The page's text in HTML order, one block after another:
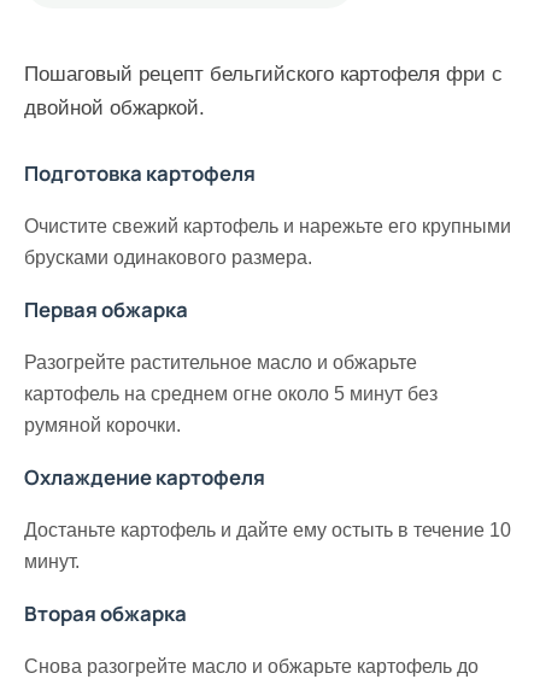
Пошаговый рецепт бельгийского картофеля фри с
двойной обжаркой.
Подготовка картофеля
Очистите свежий картофель и нарежьте его крупными
брусками одинакового размера.
Первая обжарка
Разогрейте растительное масло и обжарьте
картофель на среднем огне около 5 минут без
румяной корочки.
Охлаждение картофеля
Достаньте картофель и дайте ему остыть в течение 10
минут.
Вторая обжарка
Снова разогрейте масло и обжарьте картофель до